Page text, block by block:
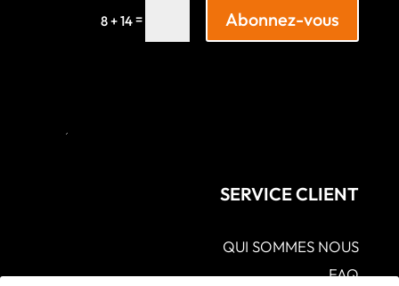
8 + 14= Abonnez-vous
SERVICE CLIENT
QUI SOMMES NOUS
FAQ